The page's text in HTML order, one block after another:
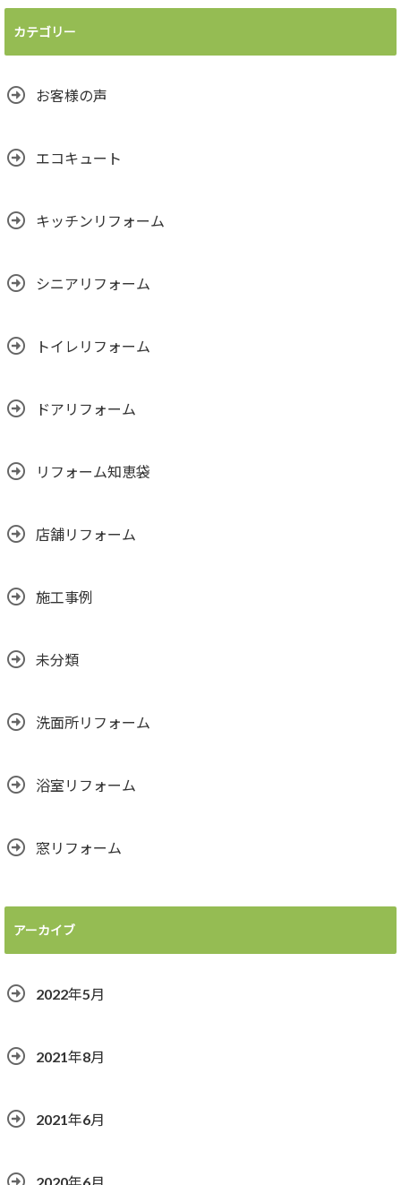
カテゴリー
お客様の声
エコキュート
キッチンリフォーム
シニアリフォーム
トイレリフォーム
ドアリフォーム
リフォーム知恵袋
店舗リフォーム
施工事例
未分類
洗面所リフォーム
浴室リフォーム
窓リフォーム
アーカイブ
2022年5月
2021年8月
2021年6月